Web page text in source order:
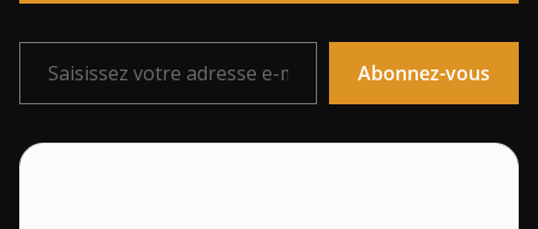
Saisissez votre adresse e-mail…
Abonnez-vous